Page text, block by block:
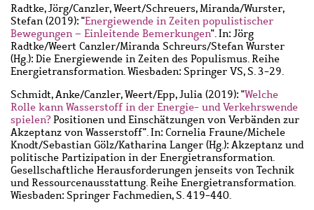
Radtke, Jörg/Canzler, Weert/Schreuers, Miranda/Wurster,
Stefan (2019): "Energiewende in Zeiten populistischer
Bewegungen – Einleitende Bemerkungen". In: Jörg
Radtke/Weert Canzler/Miranda Schreurs/Stefan Wurster
(Hg.): Die Energiewende in Zeiten des Populismus. Reihe
Energietransformation. Wiesbaden: Springer VS, S. 3-29.
Schmidt, Anke/Canzler, Weert/Epp, Julia (2019): "Welche
Rolle kann Wasserstoff in der Energie- und Verkehrswende
spielen? Positionen und Einschätzungen von Verbänden zur
Akzeptanz von Wasserstoff". In: Cornelia Fraune/Michele
Knodt/Sebastian Gölz/Katharina Langer (Hg.): Akzeptanz und
politische Partizipation in der Energietransformation.
Gesellschaftliche Herausforderungen jenseits von Technik
und Ressourcenausstattung. Reihe Energietransformation.
Wiesbaden: Springer Fachmedien, S. 419-440.